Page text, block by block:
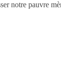
notre pauvre